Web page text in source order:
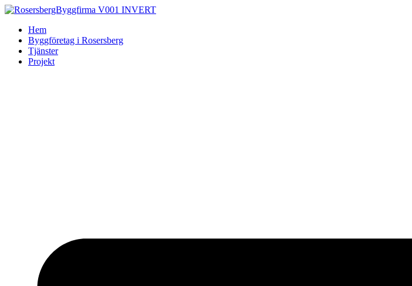
Skip
contentHem
Byggföretag i Rosersberg
Tjänster
Projekt